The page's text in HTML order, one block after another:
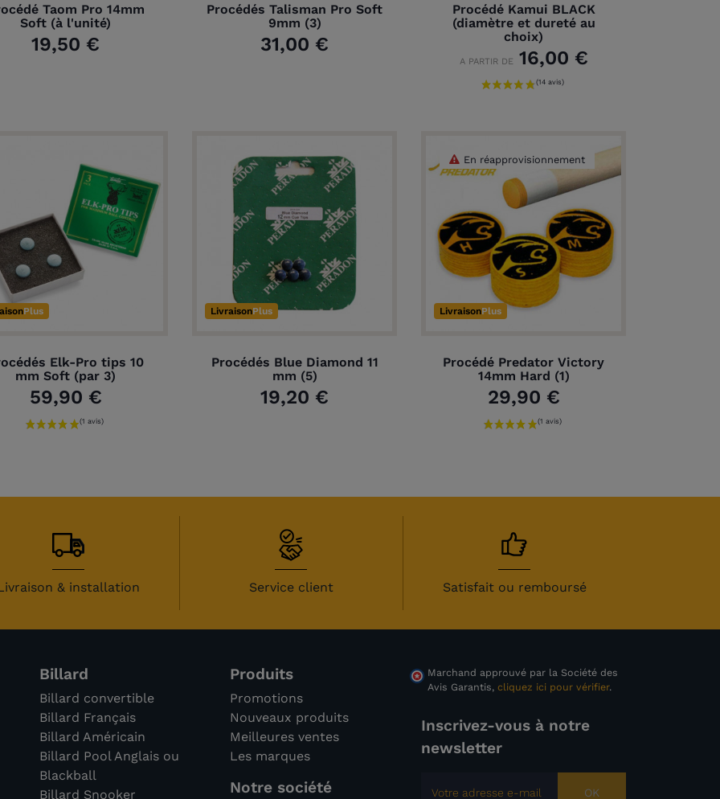
Taom Pro 14mm
Soft (à l'unité)
19,50 €
Procédés Talisman Pro Soft
9mm (3)
31,00 €
Procédé Kamui BLACK
(diamètre et dureté au
choix)
A PARTIR DE 16,00 €
Plus
Elk-Pro tips 10
mm Soft (par 3)
59,90 €
LivraisonPlus
Procédés Blue Diamond 11
mm (5)
19,20 €
LivraisonPlus
Procédé Predator Victory
14mm Hard (1)
29,90 €
En réapprovisionnement
& installation Service client Satisfait ou remboursé
Billard
Billard convertible
Billard Français
Billard Américain
Billard Pool Anglais ou
Blackball
Billard Snooker
Produits
Promotions
Nouveaux produits
Meilleures ventes
Les marques
Notre société
Marchand approuvé par la Société des
Avis Garantis, cliquez ici pour vérifier.
Inscrivez-vous à notre
newsletter
OK